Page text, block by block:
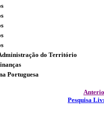
do Território
Portuguesa
Pesquisa